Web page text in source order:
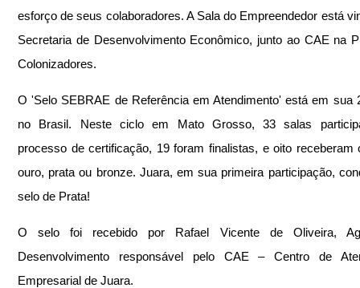
esforço de seus colaboradores. A Sala do Empreendedor está
Secretaria de Desenvolvimento Econômico, junto ao CAE na
Colonizadores.
O 'Selo SEBRAE de Referência em Atendimento' está em sua
no Brasil. Neste ciclo em Mato Grosso, 33 salas
processo de certificação, 19 foram finalistas, e oito receberam
ouro, prata ou bronze. Juara, em sua primeira participação,
selo de Prata!
O selo foi recebido por Rafael Vicente de Oliveira,
Desenvolvimento responsável pelo CAE – Centro de
Empresarial de Juara.